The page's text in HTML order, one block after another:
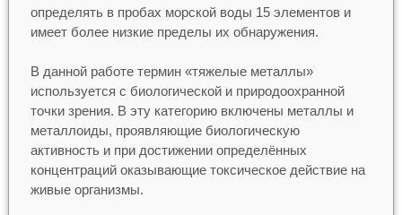
определять в пробах морской воды 15 элементов и
имеет более низкие пределы их обнаружения.
В данной работе термин «тяжелые металлы»
используется с биологической и природоохранной
точки зрения. В эту категорию включены металлы и
металлоиды, проявляющие биологическую
активность и при достижении определённых
концентраций оказывающие токсическое действие на
живые организмы.